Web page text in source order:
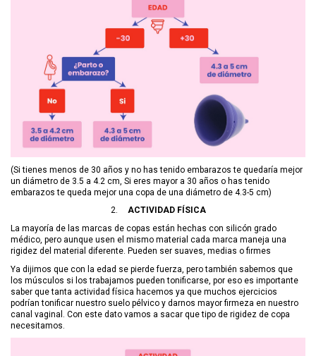
(Si tienes menos de 30 años y no has tenido embarazos te quedaría mejor
un diámetro de 3.5 a 4.2 cm, Si eres mayor a 30 años o has tenido
embarazos te queda mejor una copa de una diámetro de 4.3-5 cm)
2.
ACTIVIDAD FÍSICA
La mayoría de las marcas de copas están hechas con silicón grado
médico, pero aunque usen el mismo material cada marca maneja una
rigidez del material diferente. Pueden ser suaves, medias o firmes
Ya dijimos que con la edad se pierde fuerza, pero también sabemos que
los músculos si los trabajamos pueden tonificarse, por eso es importante
saber que tanta actividad física hacemos ya que muchos ejercicios
podrían tonificar nuestro suelo pélvico y darnos mayor firmeza en nuestro
canal vaginal. Con este dato vamos a sacar que tipo de rigidez de copa
necesitamos.